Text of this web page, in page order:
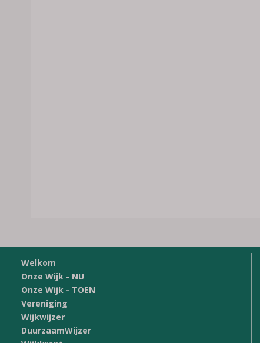
Welkom
Onze Wijk - NU
Onze Wijk - TOEN
Vereniging
Wijkwijzer
DuurzaamWijzer